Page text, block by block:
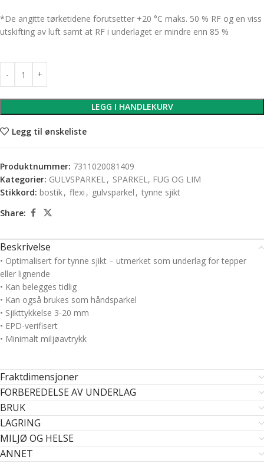
*De angitte tørketidene forutsetter +20 °C maks. 50 % RF og en viss
utskifting av luft samt at RF i underlaget er mindre enn 85 %
LEGG I HANDLEKURV
Legg til ønskeliste
Produktnummer: 7311020081409
Kategorier: GULVSPARKEL, SPARKEL, FUG OG LIM
Stikkord: bostik, flexi , gulvsparkel , tynne sjikt
Share:
Beskrivelse
• Optimalisert for tynne sjikt – utmerket som underlag for tepper
eller lignende
• Kan belegges tidlig
• Kan også brukes som håndsparkel
• Sjikttykkelse 3-20 mm
• EPD-verifisert
• Minimalt miljøavtrykk
Fraktdimensjoner
FORBEREDELSE AV UNDERLAG
BRUK
LAGRING
MILJØ OG HELSE
ANNET